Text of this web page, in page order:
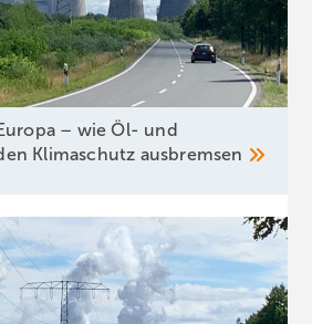
– wie Öl- und
Klimaschutz ausbremsen